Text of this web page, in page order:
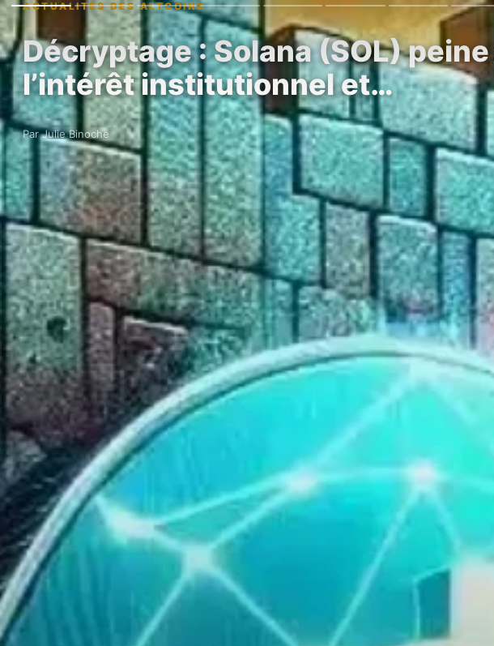
ACTUALITÉS DES ALTCOINS
Décryptage : Solana (SOL)
l’intérêt institutionnel et…
Par Julie Binoche